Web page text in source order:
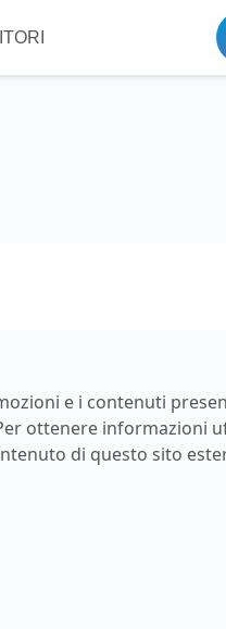
e i contenuti
ottenere informazioni
di questo sito